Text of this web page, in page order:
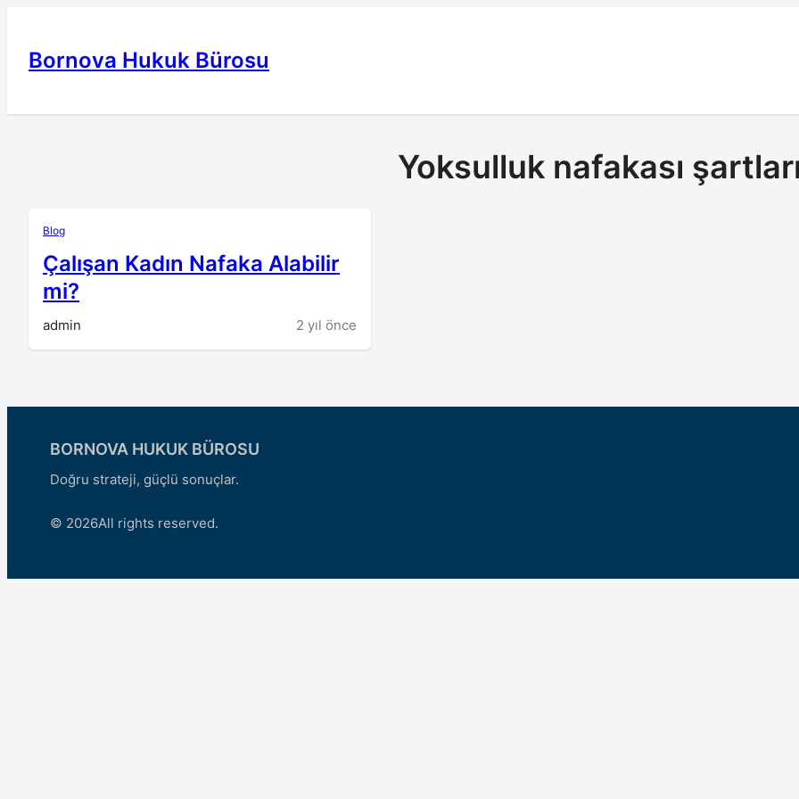
Bornova Hukuk Bürosu
Yoksulluk nafakası şartları
Blog
Çalışan Kadın Nafaka Alabilir
mi?
admin 2 yıl önce
BORNOVA HUKUK BÜROSU
Doğru strateji, güçlü sonuçlar.
© 2026All rights reserved.